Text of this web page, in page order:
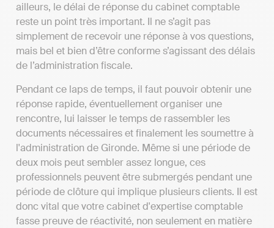
ailleurs, le délai de réponse du cabinet comptable
reste un point très important. Il ne s’agit pas
simplement de recevoir une réponse à vos questions,
mais bel et bien d’être conforme s’agissant des délais
de l’administration fiscale.
Pendant ce laps de temps, il faut pouvoir obtenir une
réponse rapide, éventuellement organiser une
rencontre, lui laisser le temps de rassembler les
documents nécessaires et finalement les soumettre à
l'administration de Gironde. Même si une période de
deux mois peut sembler assez longue, ces
professionnels peuvent être submergés pendant une
période de clôture qui implique plusieurs clients. Il est
donc vital que votre cabinet d'expertise comptable
fasse preuve de réactivité, non seulement en matière